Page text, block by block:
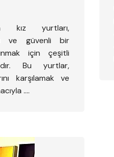
kız yurtları,
ve güvenli bir
için çeşitli
Bu yurtlar,
karşılamak ve
….